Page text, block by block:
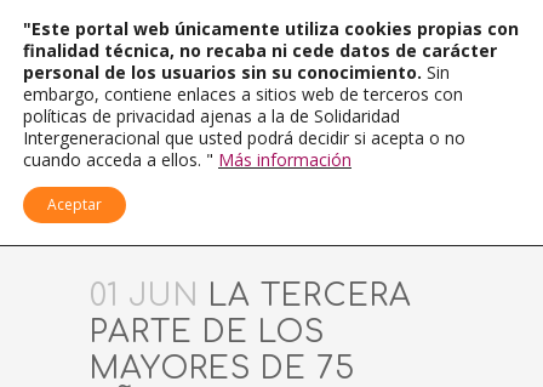
01 JUN LA TERCERA
PARTE DE LOS
MAYORES DE 75
"Este portal web únicamente utiliza cookies propias con
finalidad técnica, no recaba ni cede datos de carácter
personal de los usuarios sin su conocimiento. Sin
embargo, contiene enlaces a sitios web de terceros con
políticas de privacidad ajenas a la de Solidaridad
Intergeneracional que usted podrá decidir si acepta o no
cuando acceda a ellos. " Más información
Aceptar